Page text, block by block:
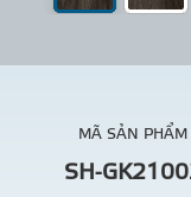
MÃ SẢN PHẨM
SH-